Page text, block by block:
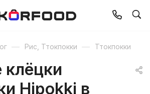
— Рис, Ттокпокки — Ттокпокки
клёцки
Hipokki в